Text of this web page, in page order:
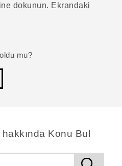
dokunun. Ekrandaki
mu?
Konu Bul